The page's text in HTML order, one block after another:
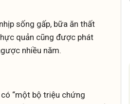
sống gấp, bữa ăn thất
quản cũng được phát
nhiều năm.
“một bộ triệu chứng